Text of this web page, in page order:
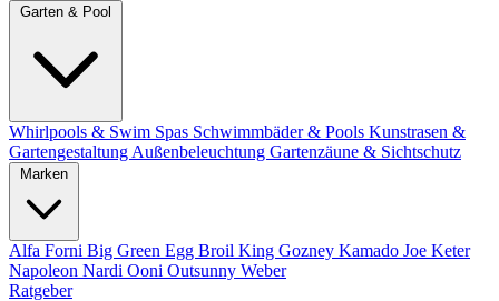
Whirlpools & Swim Spas Schwimmbäder & Pools Kunstrasen &
Gartengestaltung Außenbeleuchtung Gartenzäune & Sichtschutz
Alfa Forni Big Green Egg Broil King Gozney Kamado Joe Keter
Napoleon Nardi Ooni Outsunny Weber
Ratgeber